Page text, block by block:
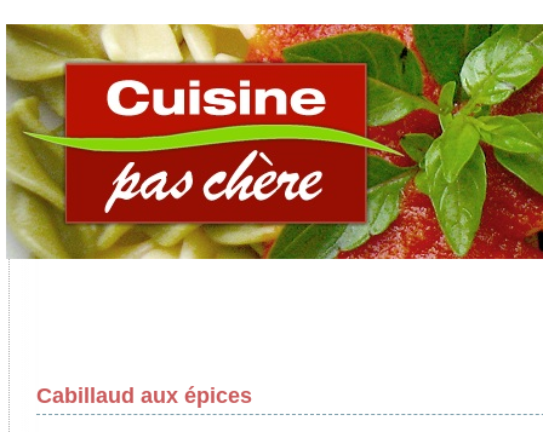
Cabillaud aux épices